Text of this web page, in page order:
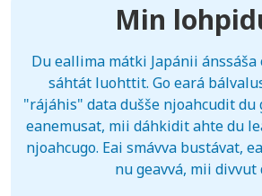
Min
Du eallima mátki Japánii ánssáša
sáhtát luohttit. Go eará
"rájáhis" data dušše njoahcudit du
eanemusat, mii dáhkidit ahte du
njoahcugo. Eai smávva bustávat,
nu geavvá, mii divvut